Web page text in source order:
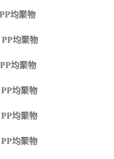
均聚物
均聚物
均聚物
均聚物
均聚物
均聚物